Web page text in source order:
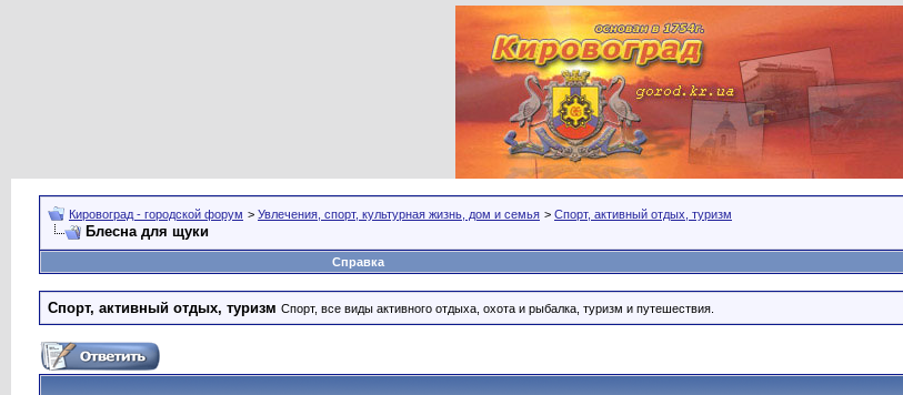
Кировоград - городской форум > Увлечения, спорт, культурная жизнь, дом и семья > Спорт, активный отдых, туризм
Блесна для щуки
Справка
Спорт, активный отдых, туризм Спорт, все виды активного отдыха, охота и рыбалка, туризм и путешествия.